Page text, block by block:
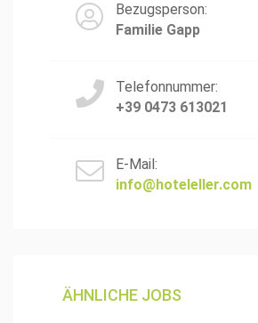
Bezugsperson:
Familie Gapp
Telefonnummer:
+39 0473 613021
E-Mail:
info@hoteleller.com
ÄHNLICHE JOBS